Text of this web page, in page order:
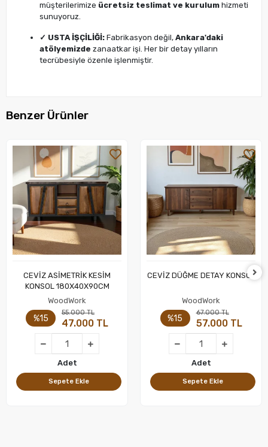
müşterilerimize ücretsiz teslimat ve kurulum hizmeti
sunuyoruz.
✓ USTA İŞÇİLİĞİ: Fabrikasyon değil, Ankara'daki
atölyemizde zanaatkar işi. Her bir detay yılların
tecrübesiyle özenle işlenmiştir.
Benzer Ürünler
Sepete Ekle
CEVİZ ASİMETRİK KESİM
KONSOL 180X40X90CM
WoodWork
%15
55.000 TL
47.000 TL
Adet
Sepete Ekle
CEVİZ DÜĞME DETAY KONSOL
WoodWork
%15
67.000 TL
57.000 TL
Adet
Sepete Ekle